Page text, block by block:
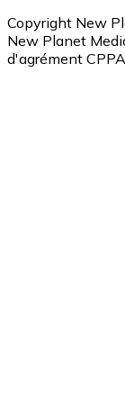
Copyright New
New Planet
d'agrément